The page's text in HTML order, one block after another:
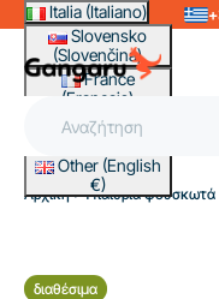
Italia (Italiano)
Slovensko
(Slovenčina)
France
(Français)
Magyarország
(Magyar)
Other (English
€)
Αρχική Υπαίθρια φουσκωτά
διαθέσιμα